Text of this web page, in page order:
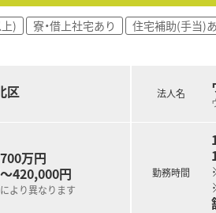
) 寮・借上社宅あり 住宅補助(手当)
区
万円
420,000円
より異なります
法人名
勤務時間